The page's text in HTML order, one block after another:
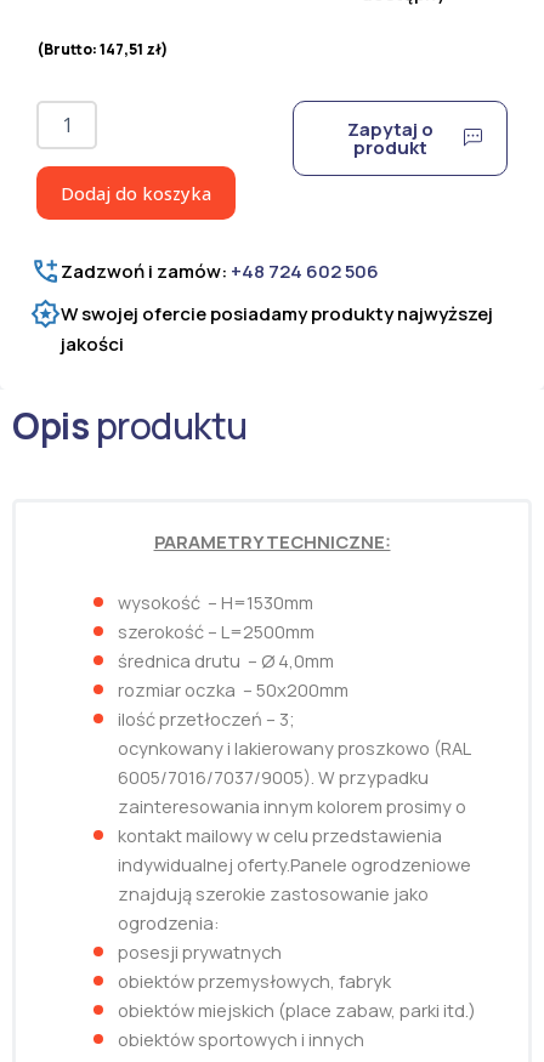
(Brutto:147,51 zł)
ilość
Panel
3D
ocynkowany
lakierowany
proszkowo
H=1530
mm
Dodaj do koszyka
Zapytaj o
produkt
Zadzwoń i zamów: +48 724 602 506
W swojej ofercie posiadamy produkty najwyższej
jakości
Opisproduktu
PARAMETRY TECHNICZNE:
wysokość – H=1530mm
szerokość – L=2500mm
średnica drutu – Ø 4,0mm
rozmiar oczka – 50x200mm
ilość przetłoczeń – 3;
ocynkowany i lakierowany proszkowo (RAL
6005/7016/7037/9005). W przypadku
zainteresowania innym kolorem prosimy o
kontakt mailowy w celu przedstawienia
indywidualnej oferty.Panele ogrodzeniowe
znajdują szerokie zastosowanie jako
ogrodzenia:
posesji prywatnych
obiektów przemysłowych, fabryk
obiektów miejskich (place zabaw, parki itd.)
obiektów sportowych i innych